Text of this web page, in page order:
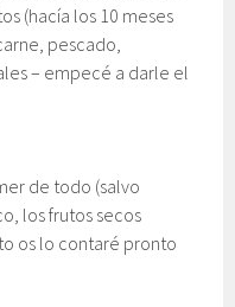
(hacía los 10 meses
pescado,
– empecé a darle el
de todo (salvo
los frutos secos
os lo contaré pronto